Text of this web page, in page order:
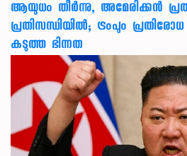
ആയുധം തീർന്നു, അമേരിക്കൻ
പ്രതിസന്ധിയിൽ; ട്രംപും
കടുത്ത ഭിന്നത